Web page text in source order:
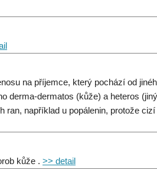
na příjemce, který pochází od
derma-dermatos (kůže) a heteros
například u popálenin, protože
kůže . >> detail